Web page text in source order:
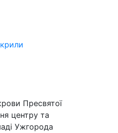
Пресвятої
центру та
Ужгорода